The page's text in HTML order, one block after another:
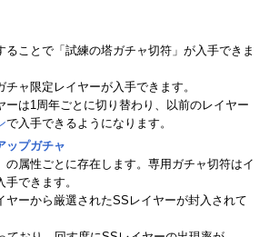
ることで「試練の塔ガチャ切符」が入手できま
チャ限定レイヤーが入手できます。
ーは1周年ごとに切り替わり、以前のレイヤー
で入手できるようになります。
ップガチャ
の属性ごとに存在します。専用ガチャ切符はイ
できます。
ヤーから厳選されたSSレイヤーが封入されて